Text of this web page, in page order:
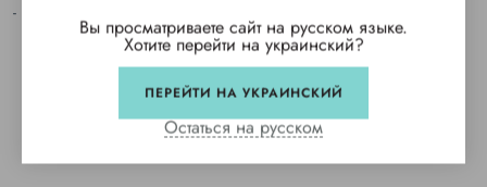
-
Вы просматриваете сайт на русском языке.
Хотите перейти на украинский?
ПЕРЕЙТИ НА УКРАИНСКИЙ
Остаться на русском